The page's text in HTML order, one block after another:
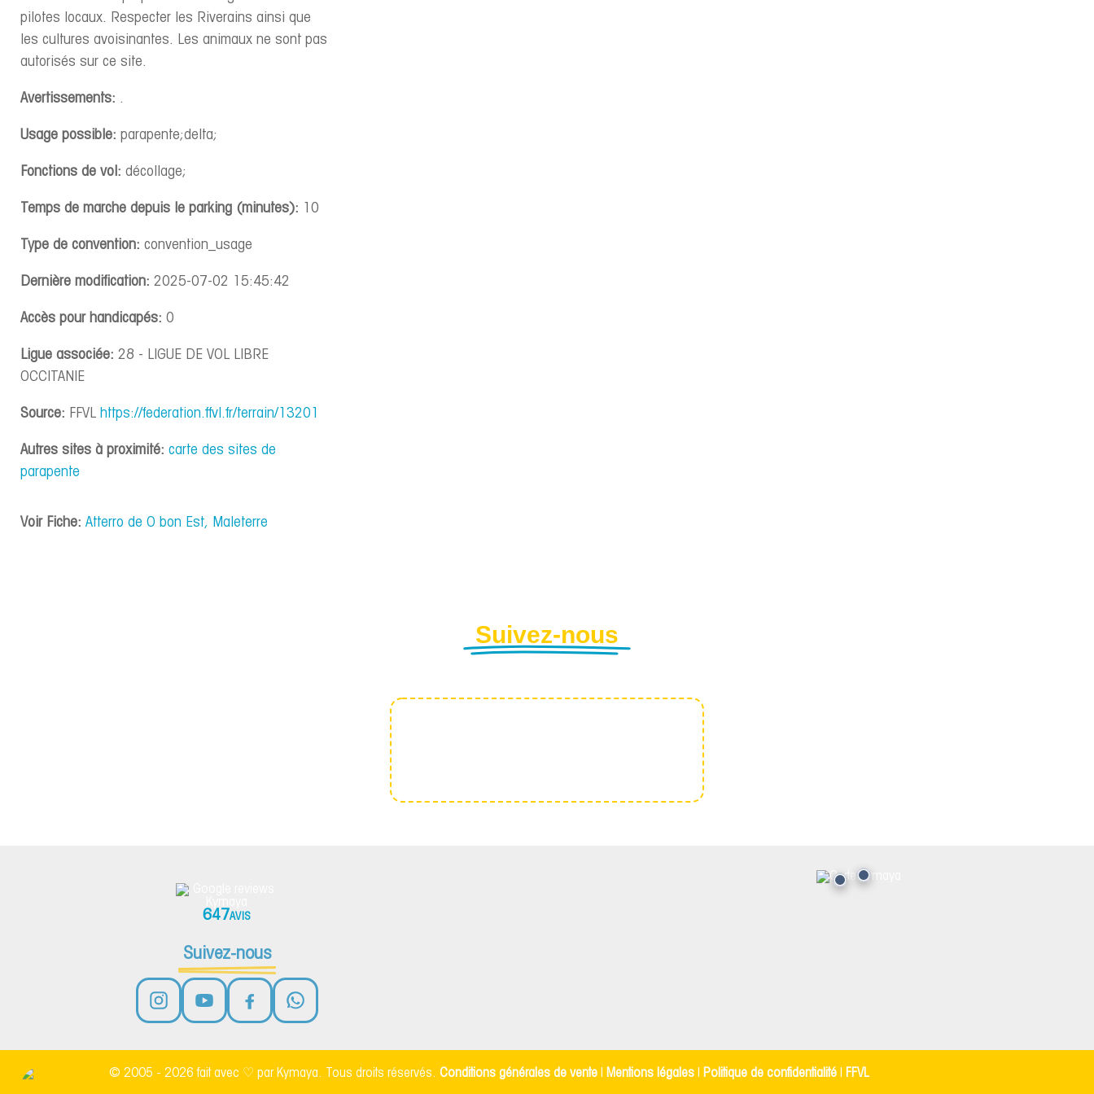
pilotes locaux. Respecter les Riverains ainsi que
les cultures avoisinantes. Les animaux ne sont pas
autorisés sur ce site.
Avertissements: .
Usage possible: parapente;delta;
Fonctions de vol: décollage;
Temps de marche depuis le parking (minutes): 10
Type de convention: convention_usage
Dernière modification: 2025-07-02 15:45:42
Accès pour handicapés: 0
Ligue associée: 28 - LIGUE DE VOL LIBRE
OCCITANIE
Source: FFVL https://federation.ffvl.fr/terrain/13201
Autres sites à proximité: carte des sites de
parapente
Voir Fiche: Atterro de O bon Est, Maleterre
Suivez-nous
647AVIS
Suivez-nous
© 2005 - 2026 fait avec ♡ par Kymaya. Tous droits réservés.Conditions générales de vente Mentions légales Politique de confidentialité FFVL